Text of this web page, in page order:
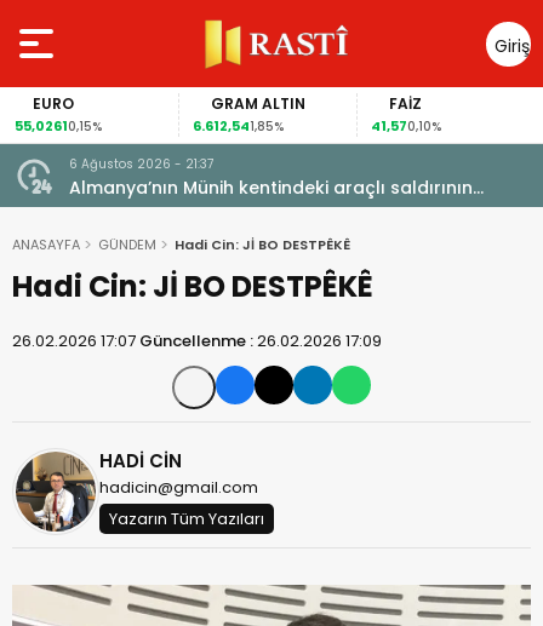
Giriş
Yap
0,15%
GRAM ALTIN
6.612,541,85%
FAİZ
41,57 0,10%
FIFA
6 Ağustos 2026 - 21:37
Almanya’nın Münih kentindeki araçlı saldırının
sanığına ömür boyu hapis cezası
ANASAYFA GÜNDEM Hadi Cin: Jİ BO DESTPÊKÊ
Hadi Cin: Jİ BO DESTPÊKÊ
26.02.2026 17:07 Güncellenme :26.02.2026 17:09
HADİ CİN
hadicin@gmail.com
Yazarın Tüm Yazıları